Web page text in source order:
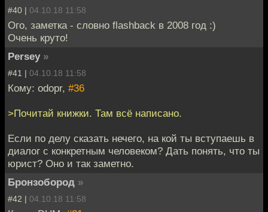
#40 | 04.10.18 11:58
Ого, заметка - словно flashback в 2008 год :)
Очень круто!
Persey »
#41 | 04.10.18 11:58
Кому: odopr, #36
>Почитай книжки. Там всё написано.
Если по делу сказать нечего, на кой ты вступаешь в
диалог с конкретным человеком? Дать понять, что ты
юрист? Оно и так заметно.
Бронзобород »
#42 | 04.10.18 11:58